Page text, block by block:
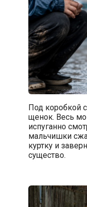
Под коробкой
щенок. Весь
испуганно
мальчишки
куртку и
существо.